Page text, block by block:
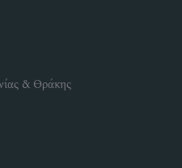
& Θράκης